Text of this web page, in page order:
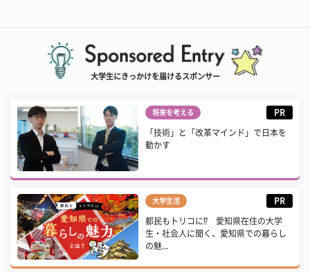
大学生にきっかけを届けるスポンサー
将来を考える PR
「技術」と「改革マインド」で日本を
動かす
大学生活 PR
都民もトリコに⁉ 愛知県在住の大学
生・社会人に聞く、愛知県での暮らし
の魅...